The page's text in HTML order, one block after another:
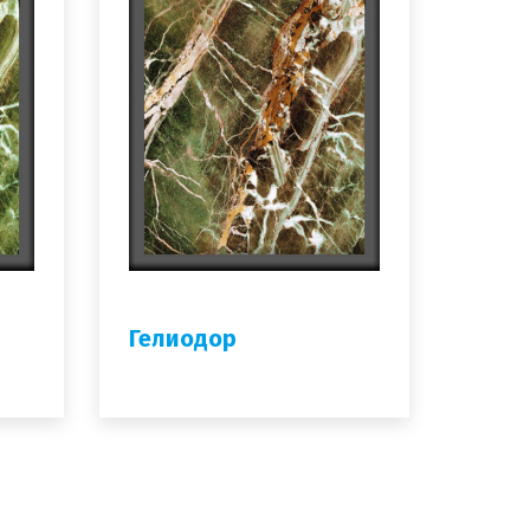
Гелиодор